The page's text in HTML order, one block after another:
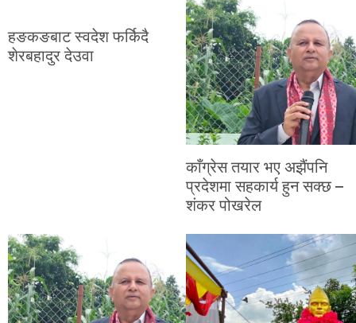
हङकङबाट स्वदेश फर्किदै
शेरबहादुर देउवा
काँग्रेस तयार भए अझैंपनि
प्रदेशमा सहकार्य हुन सक्छ –
शंकर पोखरेल